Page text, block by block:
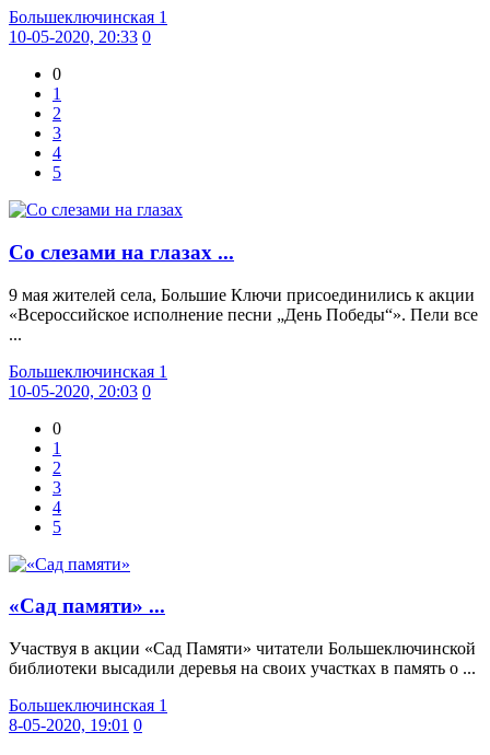
Большеключинская 1
10-05-2020, 20:33 0
0
1
2
3
4
5
Со слезами на глазах ...
9 мая жителей села, Большие Ключи присоединились к акции
«Всероссийское исполнение песни „День Победы“». Пели все
...
Большеключинская 1
10-05-2020, 20:03 0
0
1
2
3
4
5
«Сад памяти» ...
Участвуя в акции «Сад Памяти» читатели Большеключинской
библиотеки высадили деревья на своих участках в память о ...
Большеключинская 1
8-05-2020, 19:01 0